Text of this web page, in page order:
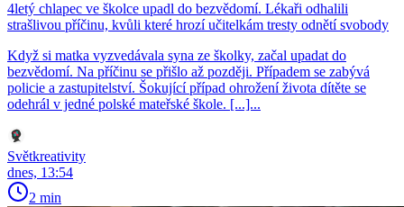
4letý chlapec ve školce upadl do bezvědomí. Lékaři odhalili
strašlivou příčinu, kvůli které hrozí učitelkám tresty odnětí svobody
Když si matka vyzvedávala syna ze školky, začal upadat do
bezvědomí. Na příčinu se přišlo až později. Případem se zabývá
policie a zastupitelství. Šokující případ ohrožení života dítěte se
odehrál v jedné polské mateřské škole. [...]...
Světkreativity
dnes, 13:54
2 min